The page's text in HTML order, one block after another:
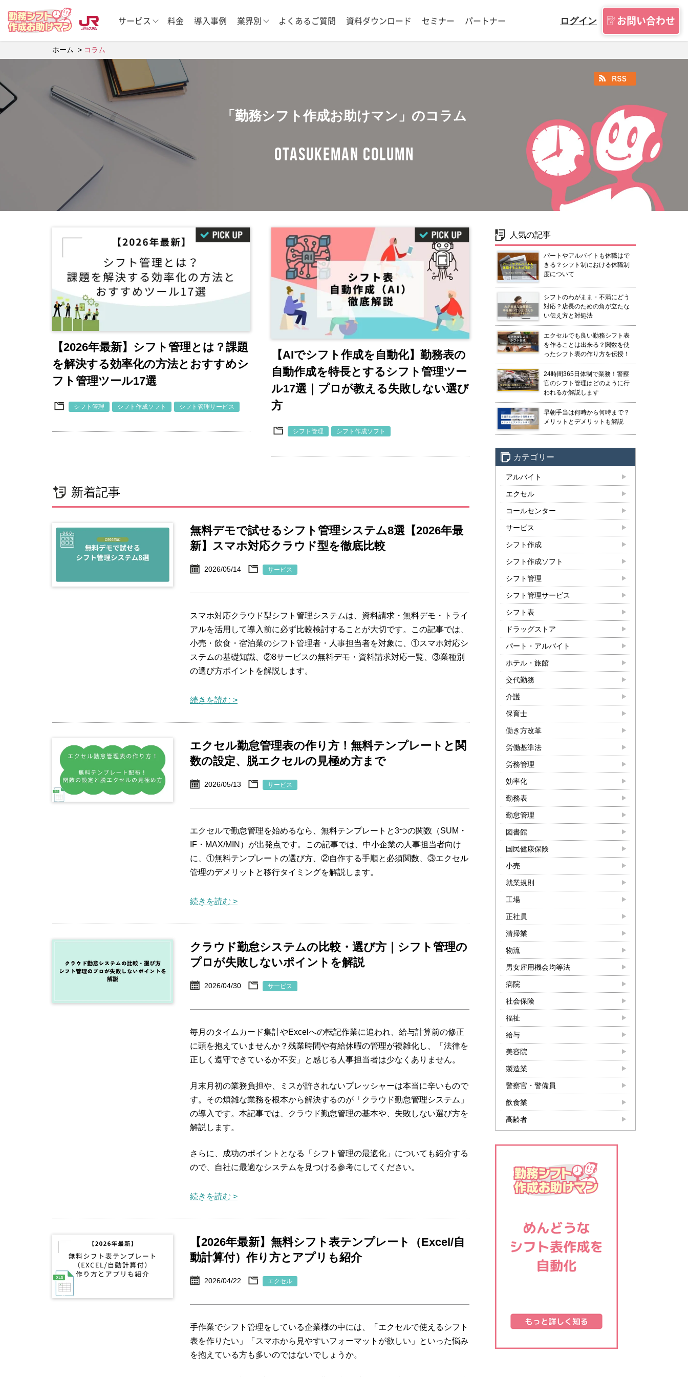
サービス 料金 導入事例 業界別 よくあるご質問 資料ダウンロード セミナー パートナー ログイン お問い合わせ
ホーム コラム
「勤務シフト作成お助けマン」のコラム
OTASUKEMAN COLUMN
【2026年最新】シフト管理とは？課題
を解決する効率化の方法とおすすめシ
フト管理ツール17選
シフト管理 シフト作成ソフト シフト管理サービス
【AIでシフト作成を自動化】勤務表の
自動作成を特長とするシフト管理ツー
ル17選｜プロが教える失敗しない選び
方
シフト管理 シフト作成ソフト
新着記事
無料デモで試せるシフト管理システム8選【2026年最
新】スマホ対応クラウド型を徹底比較
2026/05/14 サービス
スマホ対応クラウド型シフト管理システムは、資料請求・無料デモ・トライ
アルを活用して導入前に必ず比較検討することが大切です。この記事では、
小売・飲食・宿泊業のシフト管理者・人事担当者を対象に、①スマホ対応シ
ステムの基礎知識、②8サービスの無料デモ・資料請求対応一覧、③業種別
の選び方ポイントを解説します。
続きを読む >
エクセル勤怠管理表の作り方！無料テンプレートと関
数の設定、脱エクセルの見極め方まで
2026/05/13 サービス
エクセルで勤怠管理を始めるなら、無料テンプレートと3つの関数（SUM・
IF・MAX/MIN）が出発点です。この記事では、中小企業の人事担当者向け
に、①無料テンプレートの選び方、②自作する手順と必須関数、③エクセル
管理のデメリットと移行タイミングを解説します。
続きを読む >
クラウド勤怠システムの比較・選び方｜シフト管理の
プロが失敗しないポイントを解説
2026/04/30 サービス
毎月のタイムカード集計やExcelへの転記作業に追われ、給与計算前の修正
に頭を抱えていませんか？残業時間や有給休暇の管理が複雑化し、「法律を
正しく遵守できているか不安」と感じる人事担当者は少なくありません。
月末月初の業務負担や、ミスが許されないプレッシャーは本当に辛いもので
す。その煩雑な業務を根本から解決するのが「クラウド勤怠管理システム」
の導入です。本記事では、クラウド勤怠管理の基本や、失敗しない選び方を
解説します。
さらに、成功のポイントとなる「シフト管理の最適化」についても紹介する
ので、自社に最適なシステムを見つける参考にしてください。
続きを読む >
【2026年最新】無料シフト表テンプレート（Excel/自
動計算付）作り方とアプリも紹介
2026/04/22 エクセル
手作業でシフト管理をしている企業様の中には、「エクセルで使えるシフト
表を作りたい」「スマホから見やすいフォーマットが欲しい」といった悩み
を抱えている方も多いのではないでしょうか。
人気の記事
パートやアルバイトも休職はで
きる？シフト制における休職制
度について
シフトのわがまま・不満にどう
対応？店長のための角が立たな
い伝え方と対処法
エクセルでも良い勤務シフト表
を作ることは出来る？関数を使
ったシフト表の作り方を伝授！
24時間365日体制で業務！警察
官のシフト管理はどのように行
われるか解説します
早朝手当は何時から何時まで？
メリットとデメリットも解説
カテゴリー
アルバイト
エクセル
コールセンター
サービス
シフト作成
シフト作成ソフト
シフト管理
シフト管理サービス
シフト表
ドラッグストア
パート・アルバイト
ホテル・旅館
交代勤務
介護
保育士
働き方改革
労働基準法
労務管理
効率化
勤務表
勤怠管理
図書館
国民健康保険
小売
就業規則
工場
正社員
清掃業
物流
男女雇用機会均等法
病院
社会保険
福祉
給与
美容院
製造業
警察官・警備員
飲食業
高齢者